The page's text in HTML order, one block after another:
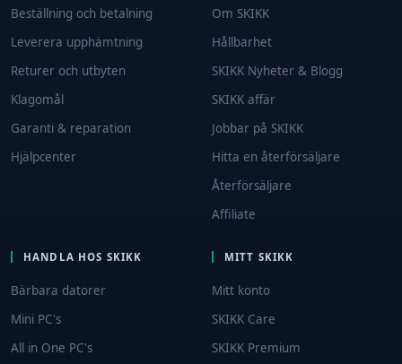
Beställning och betalning
Leverera upphämtning
Returer och utbyten
Klagomål
Garanti & reparation
Hjälpcenter
Om SKIKK
Hållbarhet
SKIKK Nyheter & Blogg
SKIKK affär
Jobbar på SKIKK
Hitta en återförsäljare
Återförsäljare
Affiliate
HANDLA HOS SKIKK
Bärbara datorer
Mini PC's
All in One PC's
MITT SKIKK
Mitt konto
SKIKK Care
SKIKK Premium